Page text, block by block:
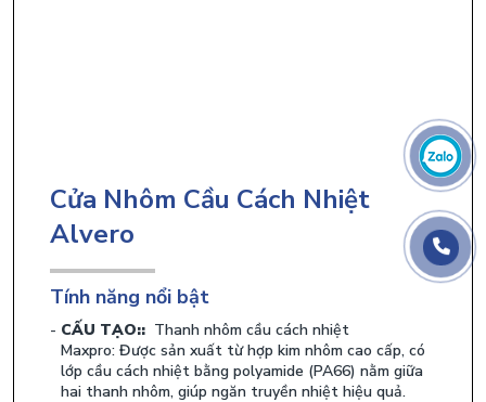
Cửa Nhôm Cầu Cách Nhiệt
Alvero
Tính năng nổi bật
CẤU TẠO:: Thanh nhôm cầu cách nhiệt
Maxpro: Được sản xuất từ hợp kim nhôm cao cấp, có
lớp cầu cách nhiệt bằng polyamide (PA66) nằm giữa
hai thanh nhôm, giúp ngăn truyền nhiệt hiệu quả.